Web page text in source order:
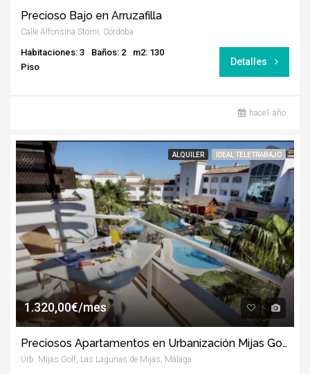
Precioso Bajo en Arruzafilla
Calle Alfonsina Storni, Córdoba
Habitaciones: 3 Baños: 2
m2: 130
Piso
Detalles
hace1 año
ALQUILER IDEAL TELETRABAJO
1.320,00€/mes
Preciosos Apartamentos en Urbanización Mijas Golf
Urb. Mijas Golf, Las Lagunas de Mijas, Málaga